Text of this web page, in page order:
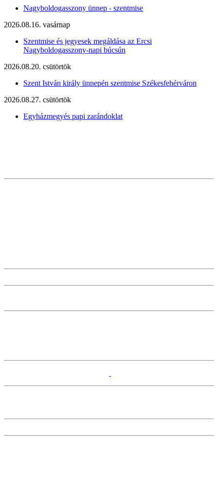
Nagyboldogasszony ünnep - szentmise
2026.08.16. vasárnap
Szentmise és jegyesek megáldása az Ercsi
Nagyboldogasszony-napi búcsún
2026.08.20. csütörtök
Szent István király ünnepén szentmise Székesfehérváron
2026.08.27. csütörtök
Egyházmegyés papi zarándoklat